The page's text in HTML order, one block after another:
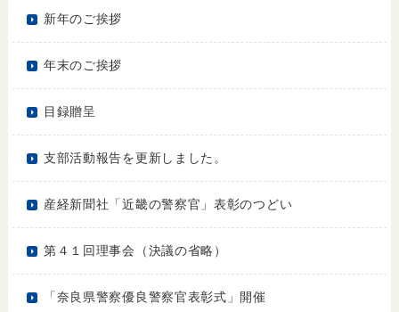
新年のご挨拶
年末のご挨拶
目録贈呈
支部活動報告を更新しました。
産経新聞社「近畿の警察官」表彰のつどい
第４１回理事会（決議の省略）
「奈良県警察優良警察官表彰式」開催